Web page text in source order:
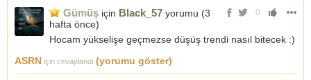
0
Gümüş için Black_57 yorumu (3
hafta önce)
Hocam yükselişe geçmezse düşüş trendi nasıl bitecek :)
ASRN için cevaplandı (yorumu göster)